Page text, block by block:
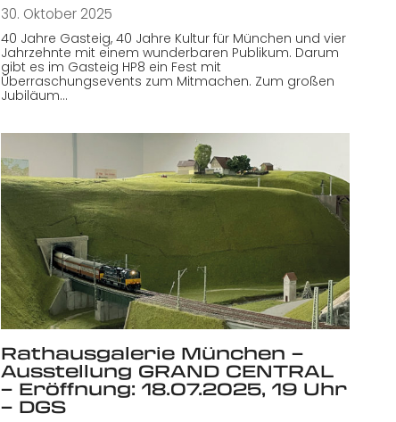
30. Oktober 2025
40 Jahre Gasteig, 40 Jahre Kultur für München und vier
Jahrzehnte mit einem wunderbaren Publikum. Darum
gibt es im Gasteig HP8 ein Fest mit
Überraschungsevents zum Mitmachen. Zum großen
Jubiläum…
Rathausgalerie München –
Ausstellung GRAND CENTRAL
– Eröffnung: 18.07.2025, 19 Uhr
– DGS